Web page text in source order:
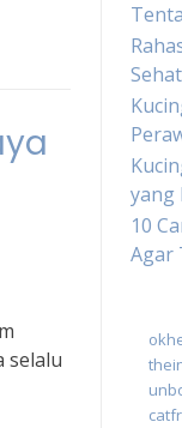
selalu
yang
10
Agar